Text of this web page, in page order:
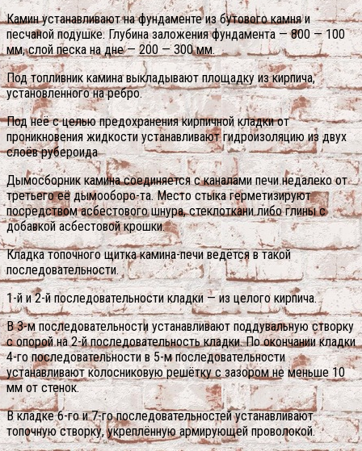
Камин устанавливают на фундаменте из бутового камня и
песчаной подушке. Глубина заложения фундамента — 800 — 100
мм, слой песка на дне — 200 — 300 мм.
Под топливник камина выкладывают площадку из кирпича,
установленного на ребро.
Под неё с целью предохранения кирпичной кладки от
проникновения жидкости устанавливают гидроизоляцию из двух
слоёв рубероида
Дымосборник камина соединяется с каналами печи недалеко от
третьего её дымооборо-та. Место стыка герметизируют
посредством асбестового шнура, стеклоткани либо глины с
добавкой асбестовой крошки.
Кладка топочного щитка камина-печи ведётся в такой
последовательности.
1-й и 2-й последовательности кладки — из целого кирпича.
В 3-м последовательности устанавливают поддувальную створку
с опорой на 2-й последовательность кладки. По окончании кладки
4-го последовательности в 5-м последовательности
устанавливают колосниковую решётку с зазором не меньше 10
мм от стенок.
В кладке 6-го и 7-го последовательностей устанавливают
топочную створку, укреплённую армирующей проволокой.